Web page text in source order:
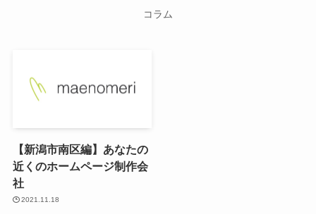
コラム
【新潟市南区編】あなたの
近くのホームページ制作会
社
2021.11.18